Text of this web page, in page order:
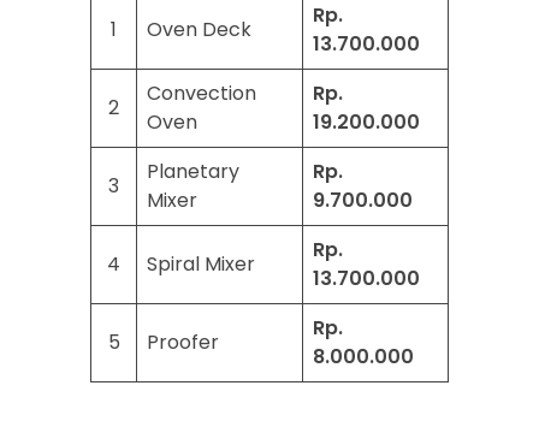
1 Oven Deck
Rp.
13.700.000
2
Convection
Oven
Rp.
19.200.000
3
Planetary
Mixer
Rp.
9.700.000
4 Spiral Mixer
Rp.
13.700.000
5 Proofer
Rp.
8.000.000